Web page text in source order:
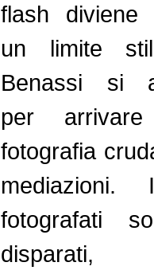
flash diviene
un limite
Benassi si
per
fotografia
mediazioni.
fotografati
disparati,